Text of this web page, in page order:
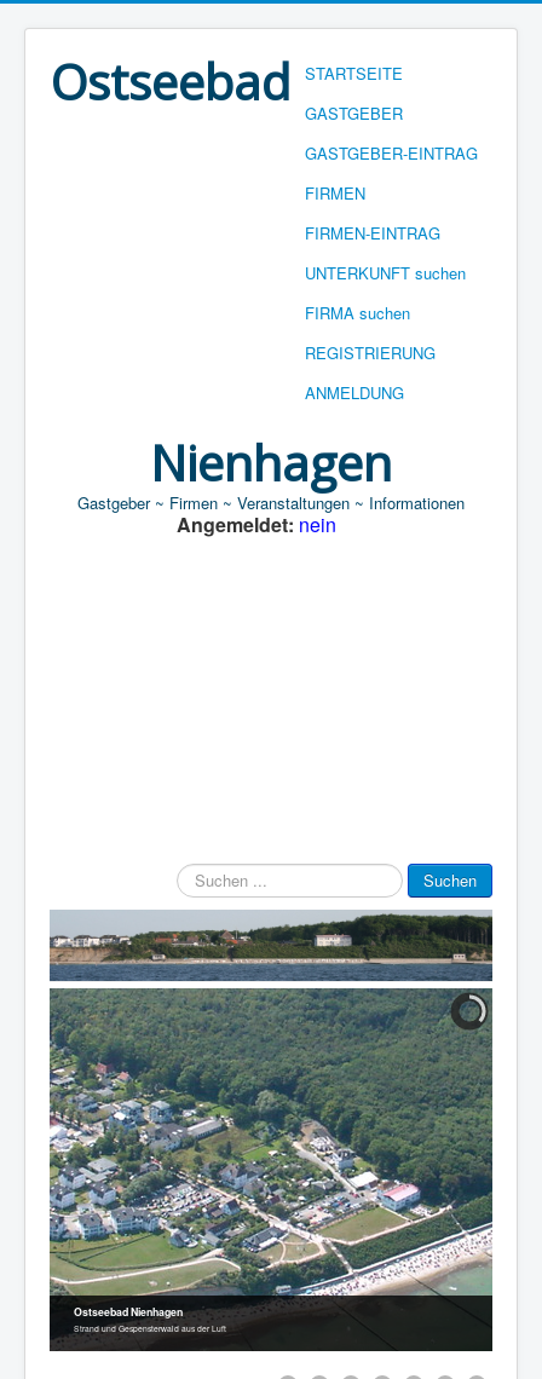
STARTSEITE
GASTGEBER
GASTGEBER-EINTRAG
FIRMEN
FIRMEN-EINTRAG
UNTERKUNFT suchen
FIRMA suchen
REGISTRIERUNG
ANMELDUNG
Ostseebad
Nienhagen
Gastgeber ~ Firmen ~ Veranstaltungen ~ Informationen
Angemeldet: nein
Suchen
...
Suchen
Ostseebad Nienhagen
Strand und Gespensterwald aus der Luft